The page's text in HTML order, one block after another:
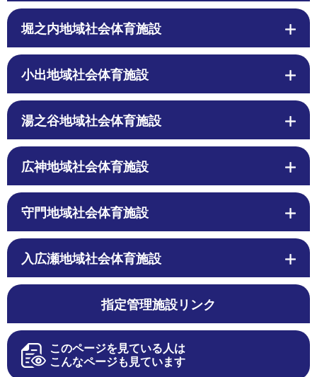
堀之内地域社会体育施設
小出地域社会体育施設
湯之谷地域社会体育施設
広神地域社会体育施設
守門地域社会体育施設
入広瀬地域社会体育施設
指定管理施設リンク
このページを見ている人は
こんなページも見ています